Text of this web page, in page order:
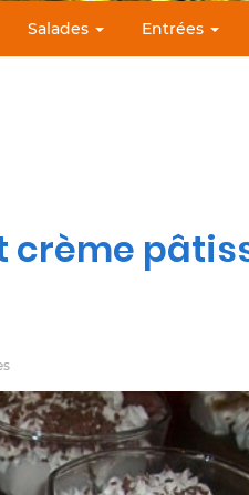
Salades Entrées
crème